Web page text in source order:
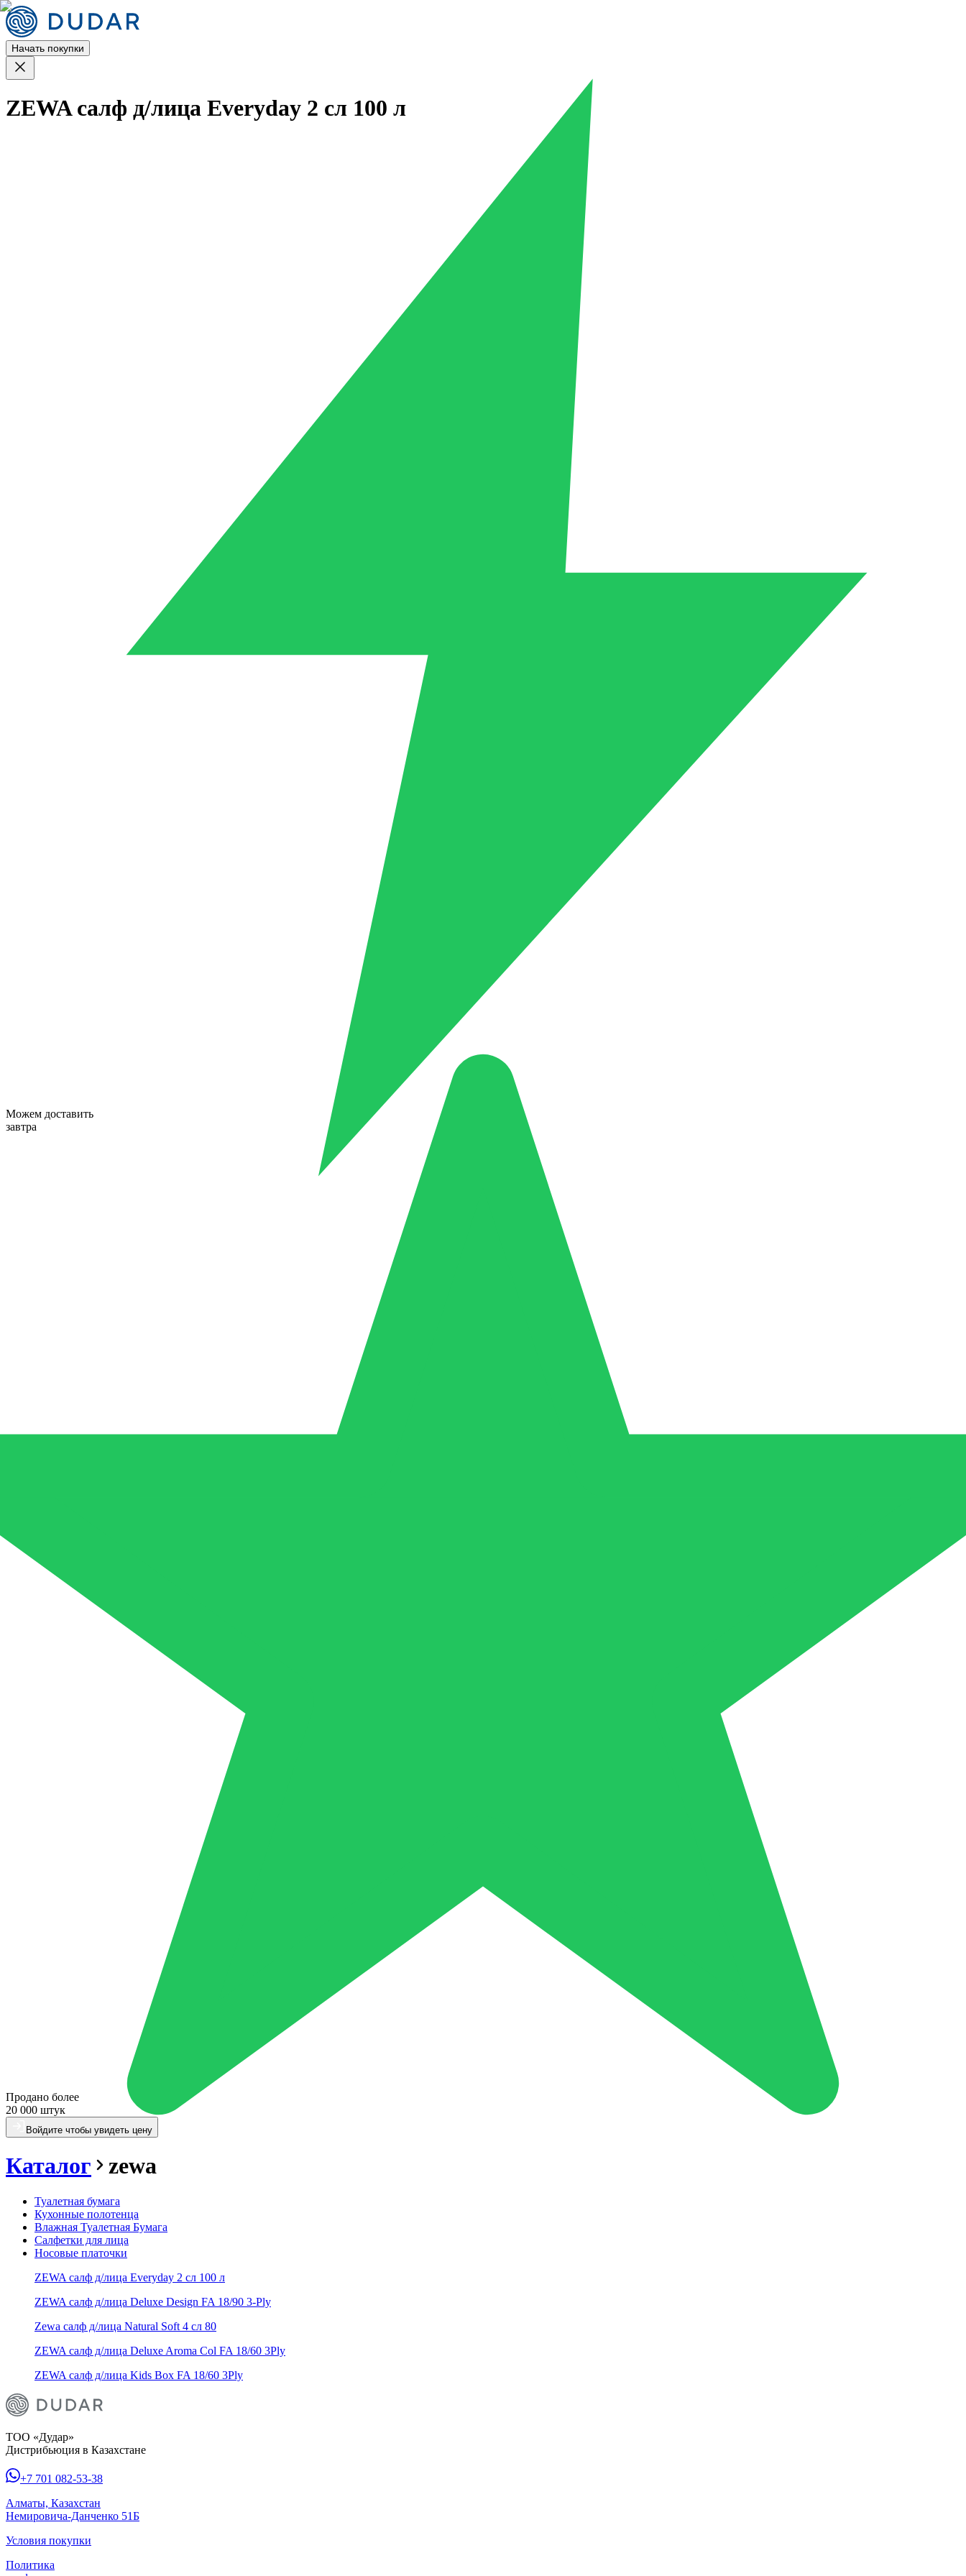
Начать покупки
ZEWA салф д/лица Everyday 2 сл 100 л
Можем доставить
завтра
Продано более
20 000 штук
Войдите чтобы увидеть цену
Каталог zewa
Туалетная бумага
Кухонные полотенца
Влажная Туалетная Бумага
Салфетки для лица
Носовые платочки
ZEWA салф д/лица Everyday 2 сл 100 л
ZEWA салф д/лица Deluxe Design FA 18/90 3-Ply
Zewa салф д/лица Natural Soft 4 сл 80
ZEWA салф д/лица Deluxe Aroma Col FA 18/60 3Ply
ZEWA салф д/лица Kids Box FA 18/60 3Ply
ТОО «Дудар»
Дистрибьюция в Казахстане
+7 701 082-53-38
Алматы, Казахстан
Немировича-Данченко 51Б
Условия покупки
Политика